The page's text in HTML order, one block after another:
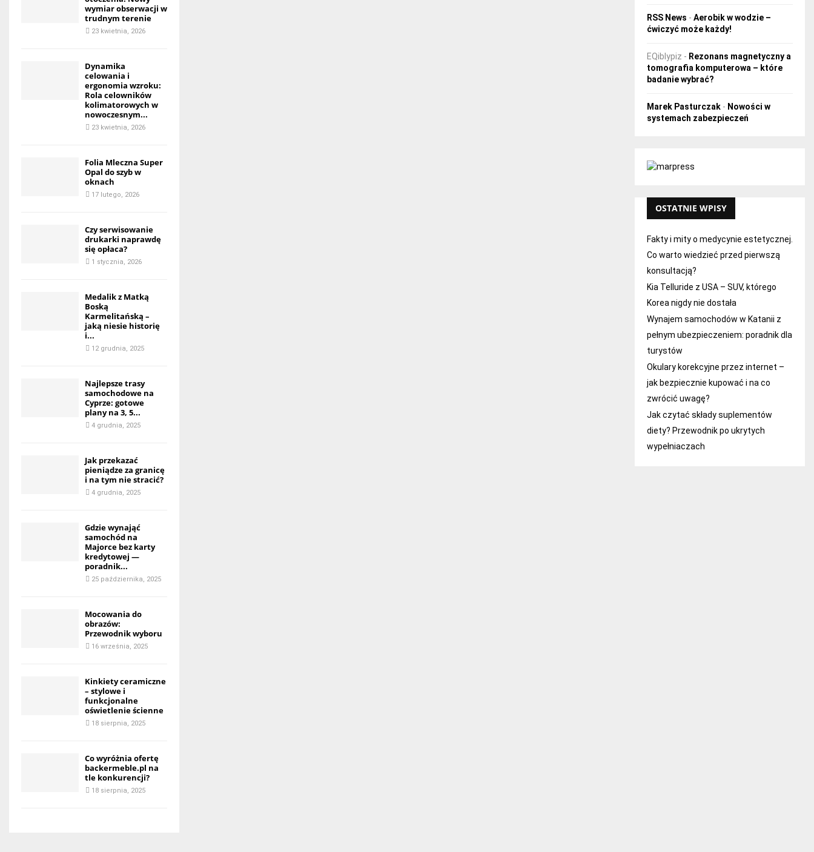
wymiar obserwacji w
trudnym terenie
23 kwietnia, 2026
Dynamika
celowania i
ergonomia wzroku:
Rola celowników
kolimatorowych w
nowoczesnym...
23 kwietnia, 2026
Folia Mleczna Super
Opal do szyb w
oknach
17 lutego, 2026
Czy serwisowanie
drukarki naprawdę
się opłaca?
1 stycznia, 2026
Medalik z Matką
Boską
Karmelitańską –
jaką niesie historię
i...
12 grudnia, 2025
Najlepsze trasy
samochodowe na
Cyprze: gotowe
plany na 3, 5...
4 grudnia, 2025
Jak przekazać
pieniądze za granicę
i na tym nie stracić?
4 grudnia, 2025
Gdzie wynająć
samochód na
Majorce bez karty
kredytowej —
poradnik...
25 października, 2025
Mocowania do
obrazów:
Przewodnik wyboru
16 września, 2025
Kinkiety ceramiczne
– stylowe i
funkcjonalne
oświetlenie ścienne
18 sierpnia, 2025
Co wyróżnia ofertę
backermeble.pl na
tle konkurencji?
18 sierpnia, 2025
RSS News - Aerobik w wodzie –
ćwiczyć może każdy!
EQiblypiz - Rezonans magnetyczny a
tomografia komputerowa – które
badanie wybrać?
Marek Pasturczak- Nowości w
systemach zabezpieczeń
OSTATNIE WPISY
Fakty i mity o medycynie estetycznej.
Co warto wiedzieć przed pierwszą
konsultacją?
Kia Telluride z USA – SUV, którego
Korea nigdy nie dostała
Wynajem samochodów w Katanii z
pełnym ubezpieczeniem: poradnik dla
turystów
Okulary korekcyjne przez internet –
jak bezpiecznie kupować i na co
zwrócić uwagę?
Jak czytać składy suplementów
diety? Przewodnik po ukrytych
wypełniaczach